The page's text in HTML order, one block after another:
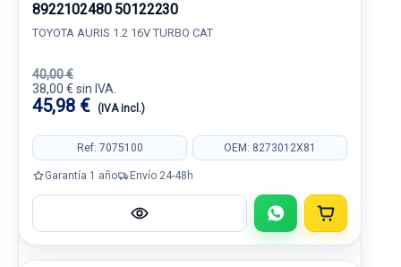
8922102480 50122230
TOYOTA AURIS 1.2 16V TURBO CAT
40,00 €
38,00 € sin IVA.
45,98 € (IVA incl.)
Ref: 7075100 OEM: 8273012X81
Garantía 1 año Envío 24-48h